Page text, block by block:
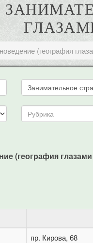
(география
(география
пр. Кирова, 68